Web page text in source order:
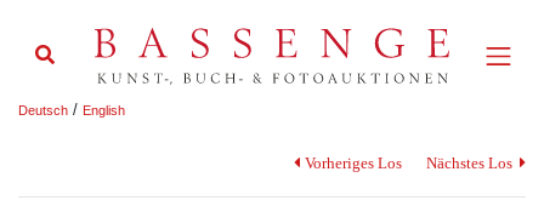
Deutsch / English
Vorheriges Los Nächstes Los